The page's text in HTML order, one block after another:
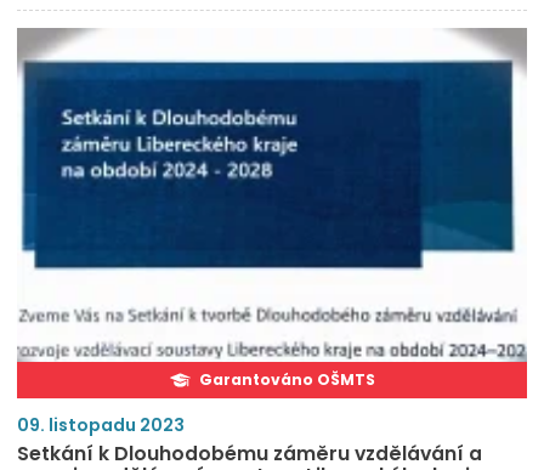
Garantováno OŠMTS
09. listopadu 2023
Setkání k Dlouhodobému záměru vzdělávání a